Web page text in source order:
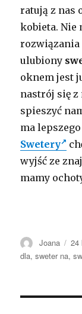
ratują z nas
kobieta. Nie
rozwiązania
ulubiony
oknem jest
nastrój się z
spieszyć
ma
Swetery
wyjść ze
mamy
Autor
Joana 24
dla,sweter na,